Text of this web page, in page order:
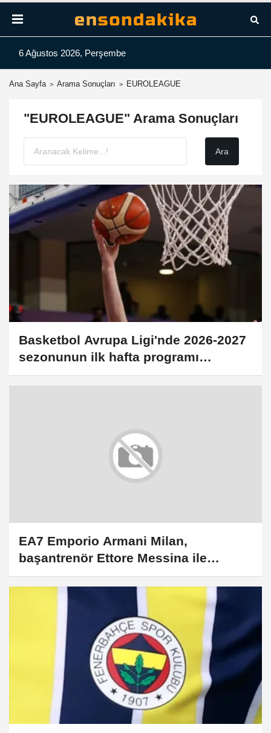
6 Ağustos 2026, Perşembe
Ana Sayfa Arama Sonuçları EUROLEAGUE
"EUROLEAGUE" Arama Sonuçları
Basketbol Avrupa Ligi'nde 2026-2027
sezonunun ilk hafta programı
açıklandı
EA7 Emporio Armani Milan,
başantrenör Ettore Messina ile
yollarını ayırdı